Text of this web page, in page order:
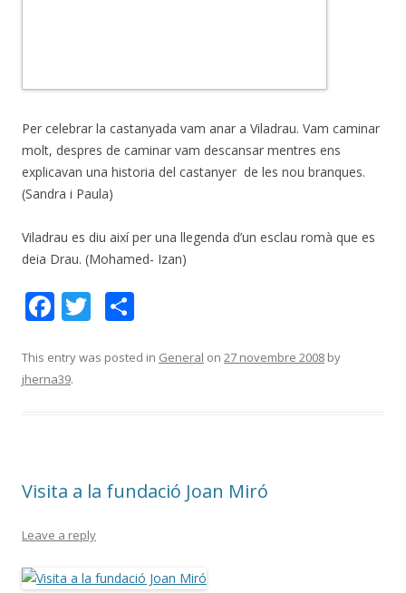
Per celebrar la castanyada vam anar a Viladrau. Vam caminar
molt, despres de caminar vam descansar mentres ens
explicavan una historia del castanyer de les nou branques.
(Sandra i Paula)
Viladrau es diu així per una llegenda d’un esclau romà que es
deia Drau. (Mohamed- Izan)
F
e
b
k
T
itt m
ix
This entry was posted in General on 27 novembre 2008 by
jherna39.
Visita a la fundació Joan Miró
Leave a reply